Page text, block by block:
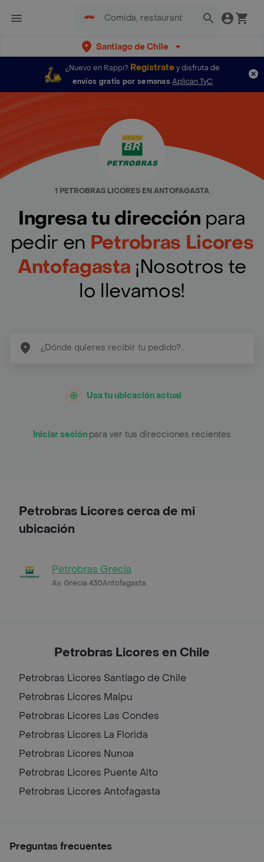
Santiago de Chile
¿Nuevo en Rappi? Regístratey disfruta de
envíos gratis por semanas Aplican TyC
1 PETROBRAS LICORES EN ANTOFAGASTA
Ingresa tu dirección para
pedir en Petrobras Licores
Antofagasta ¡Nosotros te
lo llevamos!
Usa tu ubicación actual
Iniciar sesión para ver tus direcciones recientes
Petrobras Licores cerca de mi
ubicación
Petrobras Grecia
Av. Grecia 430Antofagasta
Petrobras Licores en Chile
Petrobras Licores Santiago de Chile
Petrobras Licores Maipu
Petrobras Licores Las Condes
Petrobras Licores La Florida
Petrobras Licores Nunoa
Petrobras Licores Puente Alto
Petrobras Licores Antofagasta
Preguntas frecuentes